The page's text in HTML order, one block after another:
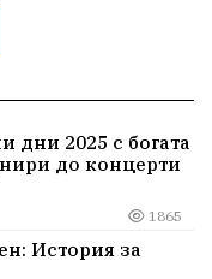
дни 2025 с богата
до концерти
1865
История за